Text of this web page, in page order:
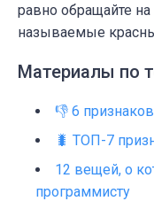
равно обращайте
называемые
Материалы по
👎 6
🐛 ТОП-7
12 вещей, о
программисту